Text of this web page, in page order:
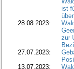
ist
28.08.2023:
zur
27.07.2023:
13.07.2023: